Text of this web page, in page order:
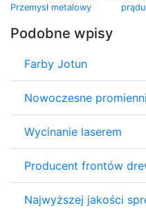
Przemysł metalowy
Podobne wpisy
Farby Jotun
Nowoczesne
Wycinanie laserem
Producent frontów
Najwyższej jakości